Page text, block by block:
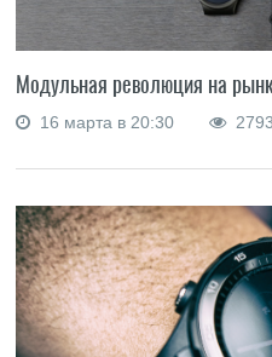
Модульная революция на
16 марта в 20:30 2793